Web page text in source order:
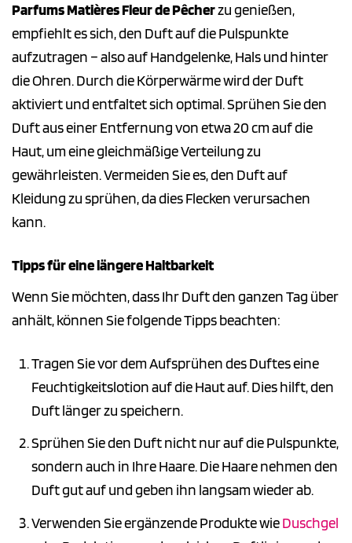
Parfums Matières Fleur de Pêcherzu genießen,
empfiehlt es sich, den Duft auf die Pulspunkte
aufzutragen – also auf Handgelenke, Hals und hinter
die Ohren. Durch die Körperwärme wird der Duft
aktiviert und entfaltet sich optimal. Sprühen Sie den
Duft aus einer Entfernung von etwa 20 cm auf die
Haut, um eine gleichmäßige Verteilung zu
gewährleisten. Vermeiden Sie es, den Duft auf
Kleidung zu sprühen, da dies Flecken verursachen
kann.
Tipps für eine längere Haltbarkeit
Wenn Sie möchten, dass Ihr Duft den ganzen Tag über
anhält, können Sie folgende Tipps beachten:
Tragen Sie vor dem Aufsprühen des Duftes eine
Feuchtigkeitslotion auf die Haut auf. Dies hilft, den
Duft länger zu speichern.
Sprühen Sie den Duft nicht nur auf die Pulspunkte,
sondern auch in Ihre Haare. Die Haare nehmen den
Duft gut auf und geben ihn langsam wieder ab.
Verwenden Sie ergänzende Produkte wieDuschgel